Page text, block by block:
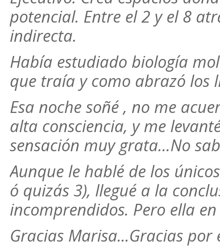
potencial. Entre el 2 y el 8
indirecta.
Había estudiado biología
que traía y como abrazó los
Esa noche soñé , no me
alta consciencia, y me
sensación muy grata…No
Aunque le hablé de los
ó quizás 3), llegué a la
incomprendidos. Pero ella
Gracias Marisa...Gracias